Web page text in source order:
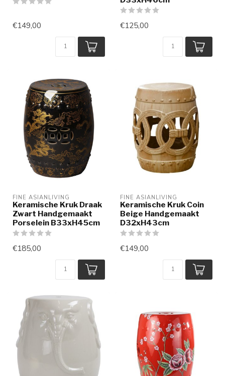
€149,00 €125,00
FINE ASIANLIVING
Keramische Kruk Draak
Zwart Handgemaakt
Porselein B33xH45cm
€185,00
FINE ASIANLIVING
Keramische Kruk Coin
Beige Handgemaakt
D32xH43cm
€149,00